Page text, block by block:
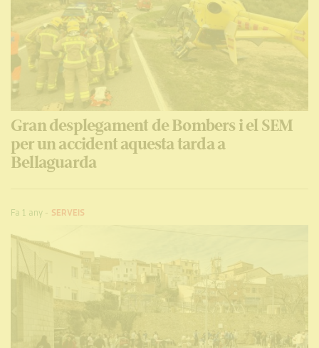
Gran desplegament de Bombers i el SEM
per un accident aquesta tarda a
Bellaguarda
Fa 1 any- SERVEIS